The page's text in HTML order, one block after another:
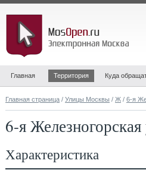
Главная Территория Куда
Главная страница / Улицы Москвы / Ж / 6-я
6-я
Характеристика